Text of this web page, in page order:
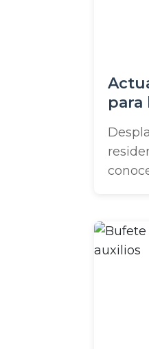
para